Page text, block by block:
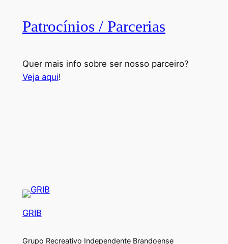
Patrocínios / Parcerias
Quer mais info sobre ser nosso parceiro?
Veja aqui!
GRIB
Grupo Recreativo Independente Brandoense